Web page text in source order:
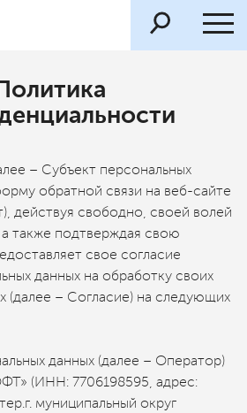
– Субъект персональных
обратной связи на веб-сайте
действуя свободно, своей волей
также подтверждая свою
свое согласие
данных на обработку своих
(далее – Согласие) на следующих
данных (далее – Оператор)
(ИНН: 7706198595, адрес:
муниципальный округ